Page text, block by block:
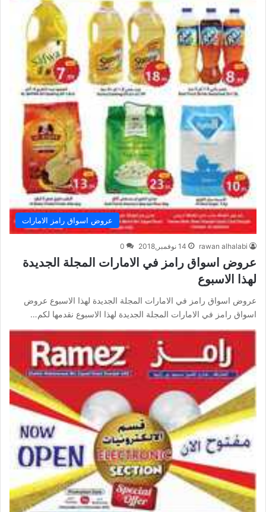
عروض اسواق رامز الامارات
rawan alhalabi 14 نوفمبر,2018 0
عروض اسواق رامز في الامارات المجلة الجديدة
لهذا الاسبوع
عروض اسواق رامز في الامارات المجلة الجديدة لهذا الاسبوع عروض
اسواق رامز في الامارات المجلة الجديدة لهذا الاسبوع نقدمها لكم…